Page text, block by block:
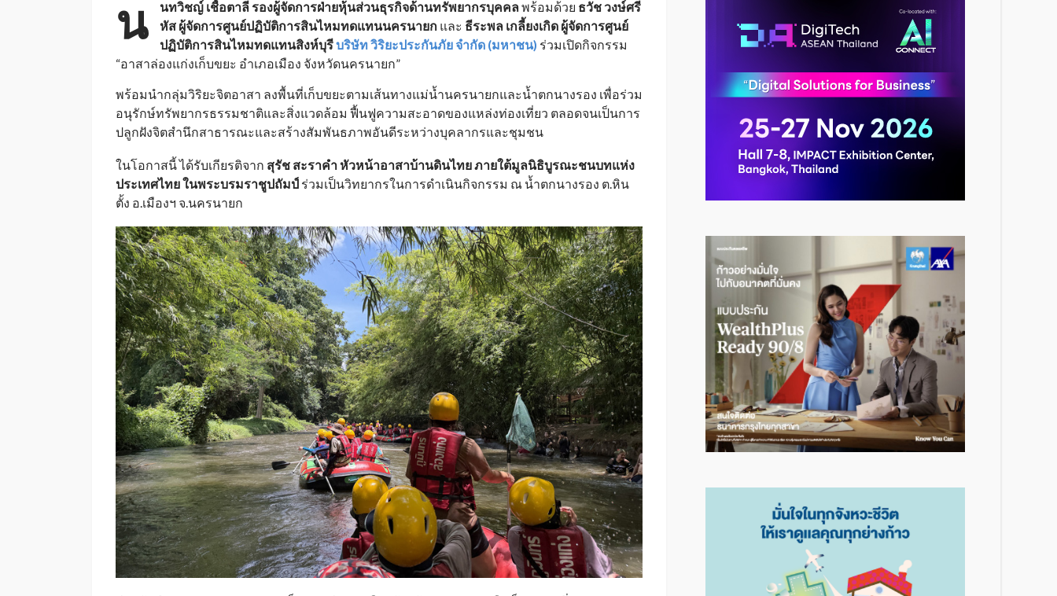
น นทวิชญ์ เชื้อตาลี รองผู้จัดการฝ่ายหุ้นส่วนธุรกิจด้านทรัพยากรบุคคลพร้อมด้วย ธวัช วงษ์ศรี
หัส ผู้จัดการศูนย์ปฏิบัติการสินไหมทดแทนนครนายก และ ธีระพล เกลี้ยงเกิด ผู้จัดการศูนย์
ปฏิบัติการสินไหมทดแทนสิงห์บุรีบริษัท วิริยะประกันภัย จำกัด (มหาชน) ร่วมเปิดกิจกรรม
“อาสาล่องแก่งเก็บขยะ อำเภอเมือง จังหวัดนครนายก”
พร้อมนำกลุ่มวิริยะจิตอาสา ลงพื้นที่เก็บขยะตามเส้นทางแม่น้ำนครนายกและน้ำตกนางรอง เพื่อร่วม
อนุรักษ์ทรัพยากรธรรมชาติและสิ่งแวดล้อม ฟื้นฟูความสะอาดของแหล่งท่องเที่ยว ตลอดจนเป็นการ
ปลูกฝังจิตสำนึกสาธารณะและสร้างสัมพันธภาพอันดีระหว่างบุคลากรและชุมชน
ในโอกาสนี้ ได้รับเกียรติจาก สุรัช สะราคำ หัวหน้าอาสาบ้านดินไทย ภายใต้มูลนิธิบูรณะชนบทแห่ง
ประเทศไทย ในพระบรมราชูปถัมป์ ร่วมเป็นวิทยากรในการดำเนินกิจกรรม ณ น้ำตกนางรอง ต.หิน
ตั้ง อ.เมืองฯ จ.นครนายก